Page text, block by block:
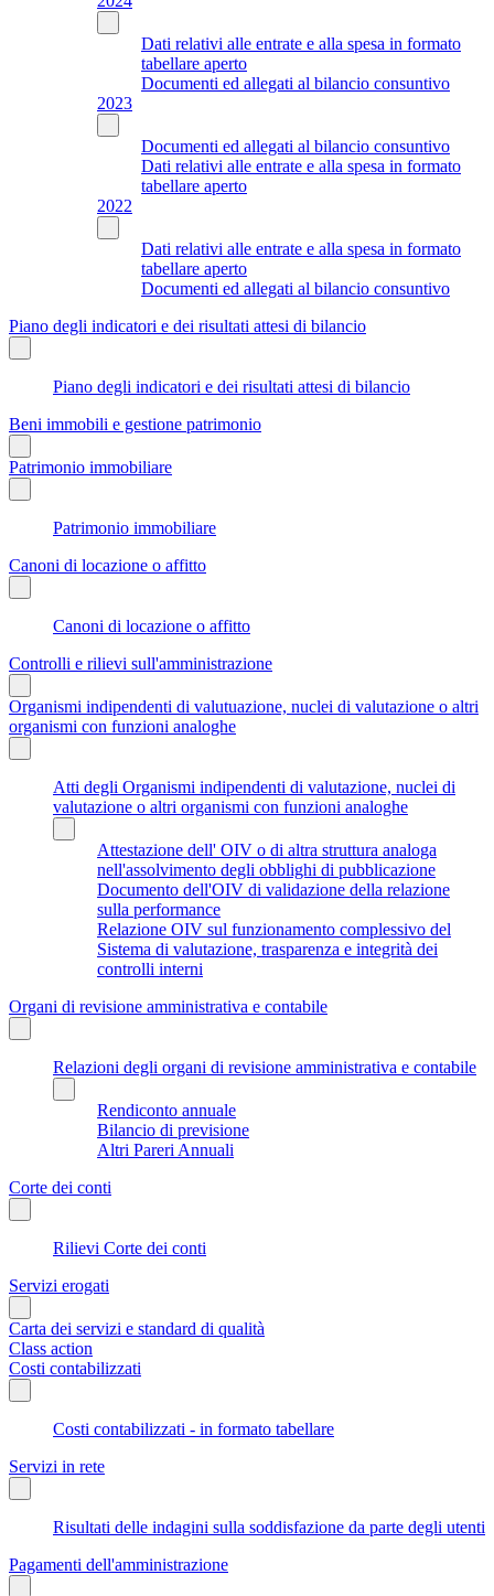
Dati relativi alle entrate e alla spesa in formato
tabellare aperto
Documenti ed allegati al bilancio consuntivo
2023
Documenti ed allegati al bilancio consuntivo
Dati relativi alle entrate e alla spesa in formato
tabellare aperto
2022
Dati relativi alle entrate e alla spesa in formato
tabellare aperto
Documenti ed allegati al bilancio consuntivo
Piano degli indicatori e dei risultati attesi di bilancio
Piano degli indicatori e dei risultati attesi di bilancio
Beni immobili e gestione patrimonio
Patrimonio immobiliare
Patrimonio immobiliare
Canoni di locazione o affitto
Canoni di locazione o affitto
Controlli e rilievi sull'amministrazione
Organismi indipendenti di valutuazione, nuclei di valutazione o altri
organismi con funzioni analoghe
Atti degli Organismi indipendenti di valutazione, nuclei di
valutazione o altri organismi con funzioni analoghe
Attestazione dell' OIV o di altra struttura analoga
nell'assolvimento degli obblighi di pubblicazione
Documento dell'OIV di validazione della relazione
sulla performance
Relazione OIV sul funzionamento complessivo del
Sistema di valutazione, trasparenza e integrità dei
controlli interni
Organi di revisione amministrativa e contabile
Relazioni degli organi di revisione amministrativa e contabile
Rendiconto annuale
Bilancio di previsione
Altri Pareri Annuali
Corte dei conti
Rilievi Corte dei conti
Servizi erogati
Carta dei servizi e standard di qualità
Class action
Costi contabilizzati
Costi contabilizzati - in formato tabellare
Servizi in rete
Risultati delle indagini sulla soddisfazione da parte degli utenti
Pagamenti dell'amministrazione